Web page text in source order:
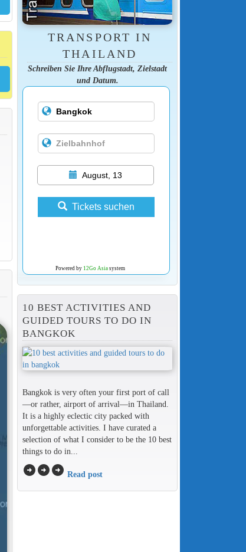
TRANSPORT IN
THAILAND
Schreiben Sie Ihre Abflugstadt, Zielstadt
und Datum.
August, 13
Tickets suchen
Powered by 12Go Asiasystem
10 BEST ACTIVITIES AND
GUIDED TOURS TO DO IN
BANGKOK
Bangkok is very often your first port of call
—or rather, airport of arrival—in Thailand.
It is a highly eclectic city packed with
unforgettable activities. I have curated a
selection of what I consider to be the 10 best
things to do in...
arrow_circle_rightarrow_circle_rightarrow_circle_right Read post